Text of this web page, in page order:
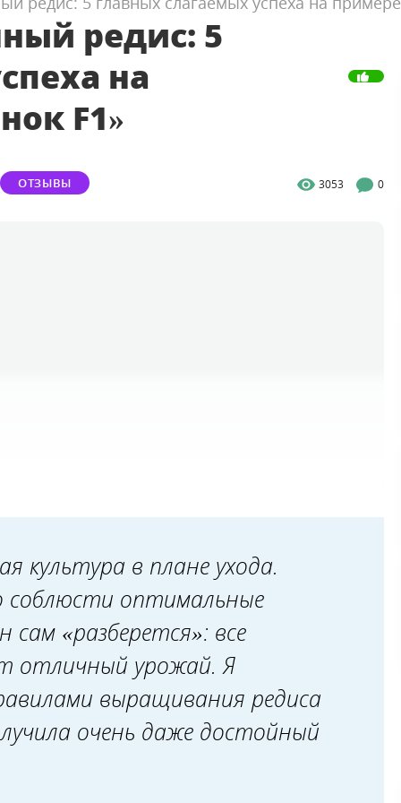
редис: 5
на
F1»
ОТЗЫВЫ 3053 0
культура в плане ухода.
соблюсти оптимальные
сам «разберется»: все
отличный урожай. Я
выращивания редиса
очень даже достойный